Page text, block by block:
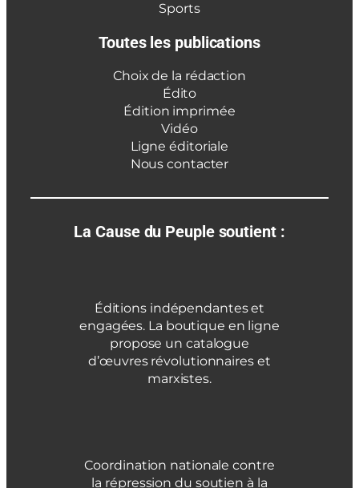
Sports
Toutes les publications
Choix de la rédaction
Édito
Édition imprimée
Vidéo
Ligne éditoriale
Nous contacter
La Cause du Peuple soutient :
Éditions indépendantes et
engagées. La boutique en ligne
propose un catalogue
d’œuvres révolutionnaires et
marxistes.
Coordination nationale contre
la répression du soutien à la